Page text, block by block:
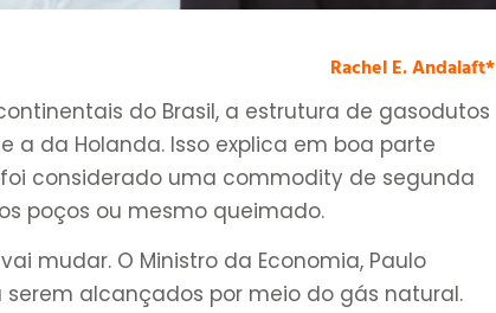
Rachel E. Andalaft*
do Brasil, a estrutura de gasodutos
a da Holanda. Isso explica em boa parte
considerado uma commodity de segunda
poços ou mesmo queimado.
mudar. O Ministro da Economia, Paulo
serem alcançados por meio do gás natural.